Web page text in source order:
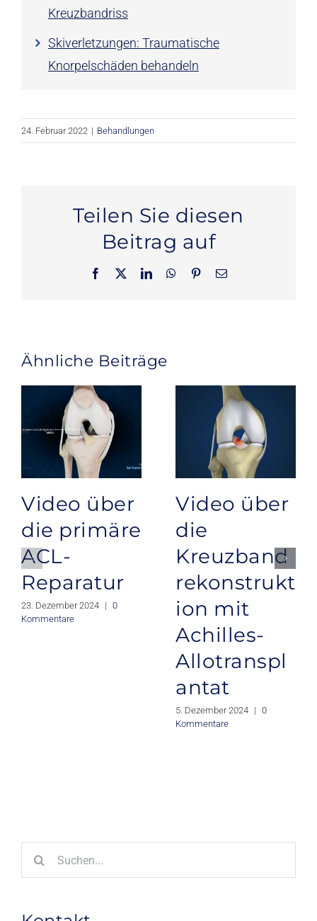
Kreuzbandriss
Skiverletzungen: Traumatische
Knorpelschäden behandeln
24. Februar 2022 | Behandlungen
Teilen Sie diesen
Beitrag auf
Facebook LinkedInWhatsApp
Pinterest
E-
Ähnliche Beiträge
Video über
die primäre
ACL-
Reparatur
23. Dezember 2024 | 0
Kommentare
Video über
die
Kreuzband
rekonstrukt
ion mit
Achilles-
Allotranspl
antat
5. Dezember 2024 | 0
Kommentare
Suche
nach: